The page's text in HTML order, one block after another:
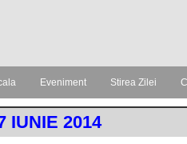
Eveniment Stirea Zilei
IUNIE 2014